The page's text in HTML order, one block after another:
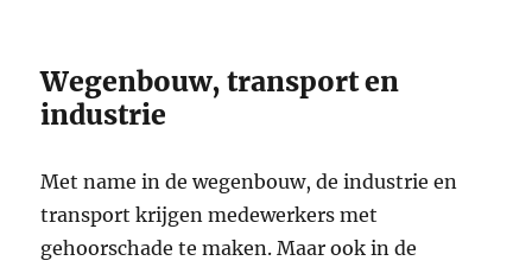
Wegenbouw, transport en
industrie
Met name in de wegenbouw, de industrie en
transport krijgen medewerkers met
gehoorschade te maken. Maar ook in de